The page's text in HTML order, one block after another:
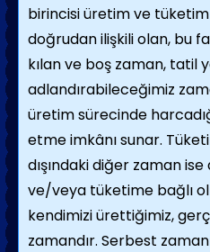
birincisi üretim ve
doğrudan ilişkili olan, bu
kılan ve boş zaman, tatil
adlandırabileceğimiz
üretim sürecinde
etme imkânı sunar.
dışındaki diğer zaman
ve/veya tüketime bağlı
kendimizi ürettiğimiz,
zamandır. Serbest